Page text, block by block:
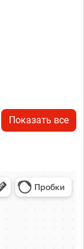
Показать все